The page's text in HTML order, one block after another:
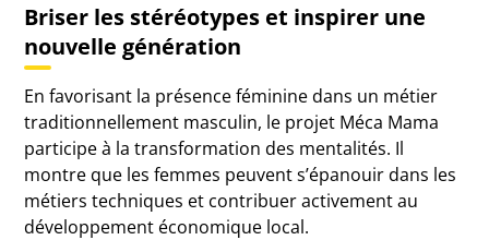
Briser les stéréotypes et inspirer une
nouvelle génération
En favorisant la présence féminine dans un métier
traditionnellement masculin, le projet Méca Mama
participe à la transformation des mentalités. Il
montre que les femmes peuvent s’épanouir dans les
métiers techniques et contribuer activement au
développement économique local.